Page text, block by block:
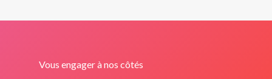
Vous engager à nos côtés